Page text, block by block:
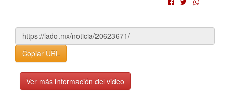
Copiar URL
Ver más información del video